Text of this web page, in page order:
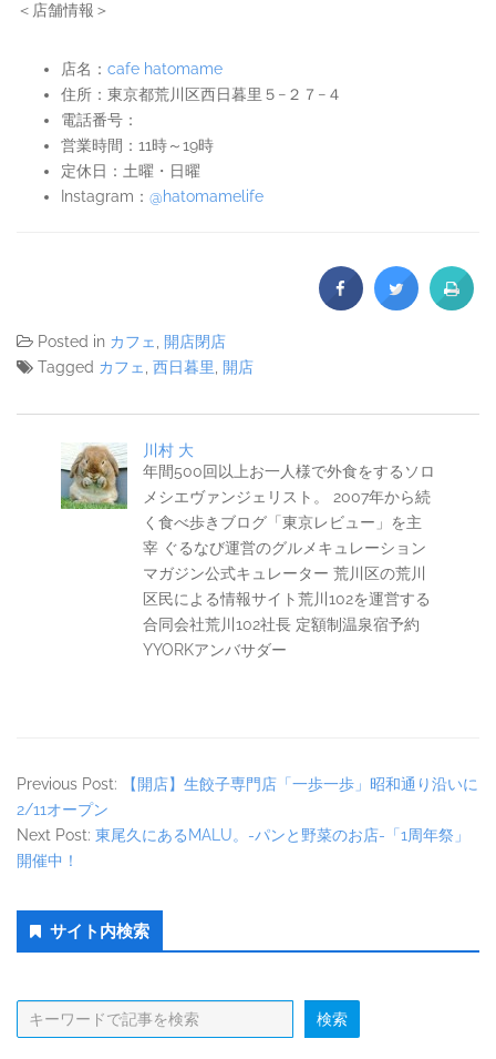
＜店舗情報＞
店名： cafe hatomame
住所：東京都荒川区西日暮里５−２７−４
電話番号：
営業時間：11時～19時
定休日：土曜・日曜
Instagram： @hatomamelife
Posted in カフェ, 開店閉店
Tagged カフェ, 西日暮里, 開店
川村 大
年間500回以上お一人様で外食をするソロ
メシエヴァンジェリスト。 2007年から続
く食べ歩きブログ「東京レビュー」を主
宰 ぐるなび運営のグルメキュレーション
マガジン公式キュレーター 荒川区の荒川
区民による情報サイト荒川102を運営する
合同会社荒川102社長 定額制温泉宿予約
YYORKアンバサダー
Previous Post:
【開店】生餃子専門店「一歩一歩」昭和通り沿いに
2/11オープン
Next Post: 東尾久にあるMALU。-パンと野菜のお店-「1周年祭」
開催中！
Secondary
Sidebar
サイト内検索